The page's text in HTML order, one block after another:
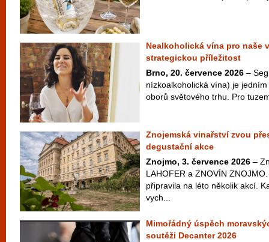
Nealkoholická vína pro naše
strategickou příležitost
Brno, 20. července 2026 –
nízkoalkoholická vína) je
oborů světového trhu. Pro
Znojemská vinařství zvou
degustační akce
Znojmo, 3. července 2026 –
LAHOFER a ZNOVÍN
připravila na léto několik akcí.
vych...
Mimořádný úspěch
soutěži Decanter 2026